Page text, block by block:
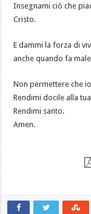
Insegnami ciò che
Cristo.
E dammi la forza di
anche quando fa
Non permettere che
Rendimi docile alla
Rendimi santo.
Amen.